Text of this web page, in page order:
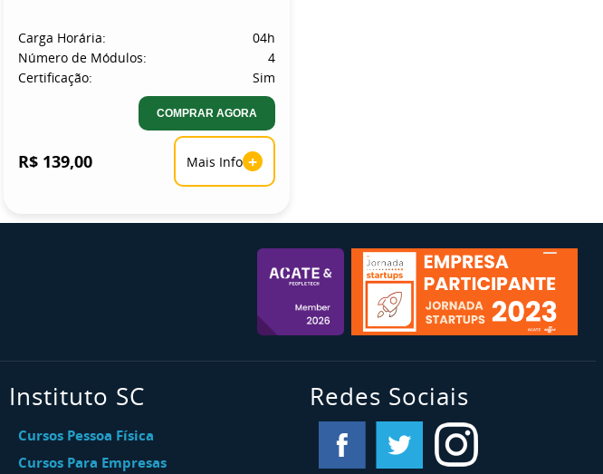
Carga Horária:
04h
Número de Módulos:
4
Certificação:
Sim
COMPRAR AGORA
R$ 139,00 Mais Info +
Instituto SC
Cursos Pessoa Física
Cursos Para Empresas
Redes Sociais